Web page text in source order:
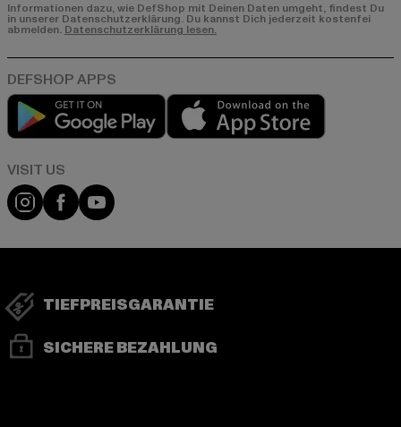
Informationen dazu, wie DefShop mit Deinen Daten umgeht, findest Du
in unserer Datenschutzerklärung. Du kannst Dich jederzeit kostenfei
abmelden. Datenschutzerklärung lesen.
Play market
Visit our Instagram page:
Visit our Facebook page:
Visit our YouTube channel:
TIEFPREISGARANTIE
SICHERE BEZAHLUNG